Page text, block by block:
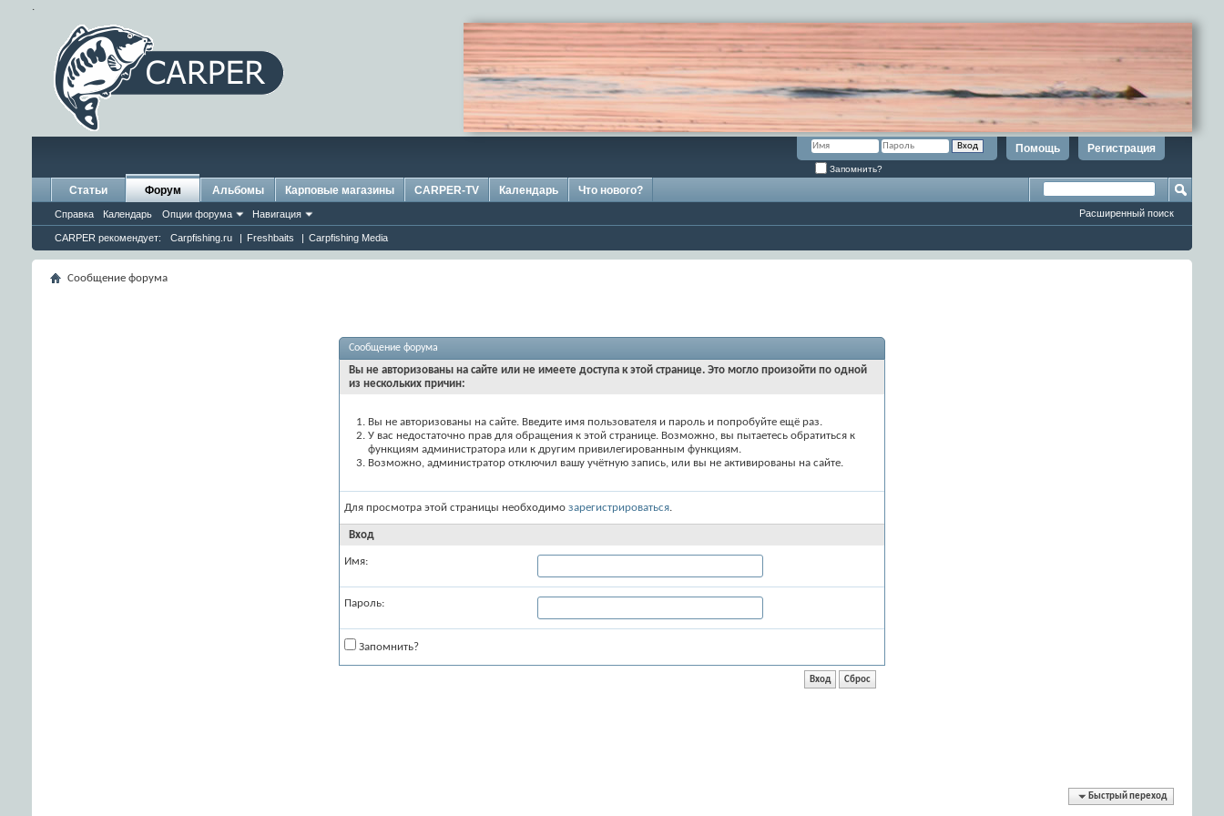
.
Регистрация
Помощь
Запомнить?
Статьи Форум
Справка Календарь Опции форума Навигация
CARPER рекомендует: Carpfishing.ru | Freshbaits | Carpfishing Media
Альбомы Карповые магазины CARPER-TV Календарь Что нового?
Расширенный поиск
Сообщение форума
Сообщение форума
Вы не авторизованы на сайте или не имеете доступа к этой странице. Это могло произойти по одной
из нескольких причин:
Вы не авторизованы на сайте. Введите имя пользователя и пароль и попробуйте ещё раз.
У вас недостаточно прав для обращения к этой странице. Возможно, вы пытаетесь обратиться к
функциям администратора или к другим привилегированным функциям.
Возможно, администратор отключил вашу учётную запись, или вы не активированы на сайте.
Для просмотра этой страницы необходимо зарегистрироваться.
Вход
Имя:
Пароль:
Запомнить?
Быстрый переход